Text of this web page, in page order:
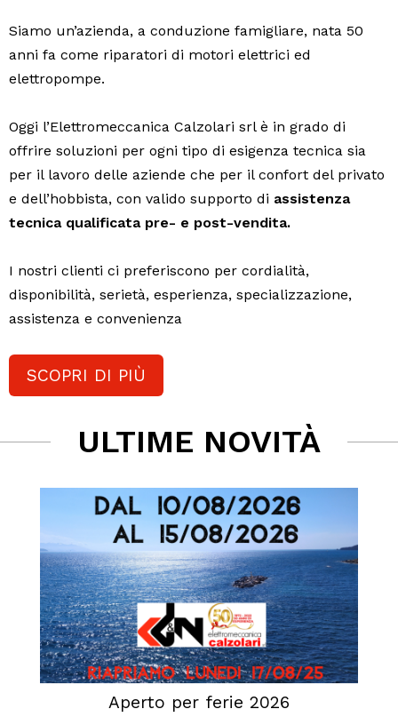
Siamo un’azienda, a conduzione famigliare, nata 50
anni fa come riparatori di motori elettrici ed
elettropompe.
Oggi l’Elettromeccanica Calzolari srl è in grado di
offrire soluzioni per ogni tipo di esigenza tecnica sia
per il lavoro delle aziende che per il confort del privato
e dell’hobbista, con valido supporto di assistenza
tecnica qualificata pre- e post-vendita.
I nostri clienti ci preferiscono per cordialità,
disponibilità, serietà, esperienza, specializzazione,
assistenza e convenienza
SCOPRI DI PIÙ
ULTIME NOVITÀ
Aperto per ferie 2026